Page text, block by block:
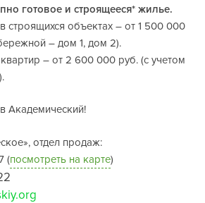
готовое и строящееся* жилье.
строящихся объектах – от 1 500 000
– дом 1, дом 2).
– от 2 600 000 руб. (с учетом
Академический!
отдел продаж:
(посмотреть на карте)